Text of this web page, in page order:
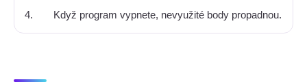
4. Když program vypnete, nevyužité body propadnou.